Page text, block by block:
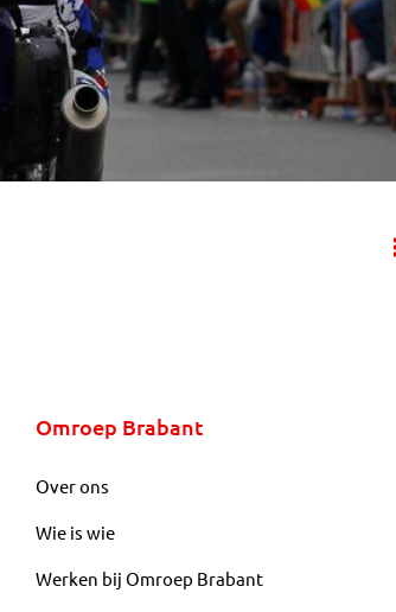
Omroep Brabant
Over ons
Wie is wie
Werken bij Omroep Brabant